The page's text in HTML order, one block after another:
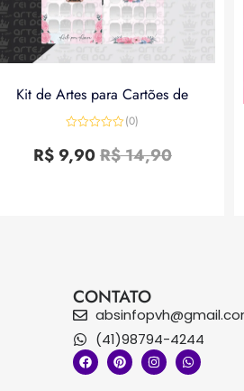
Kit de Artes para Cartões de
0
de
(0)
R$14,90
R$9,90
CONTATO
(41)98794-4244